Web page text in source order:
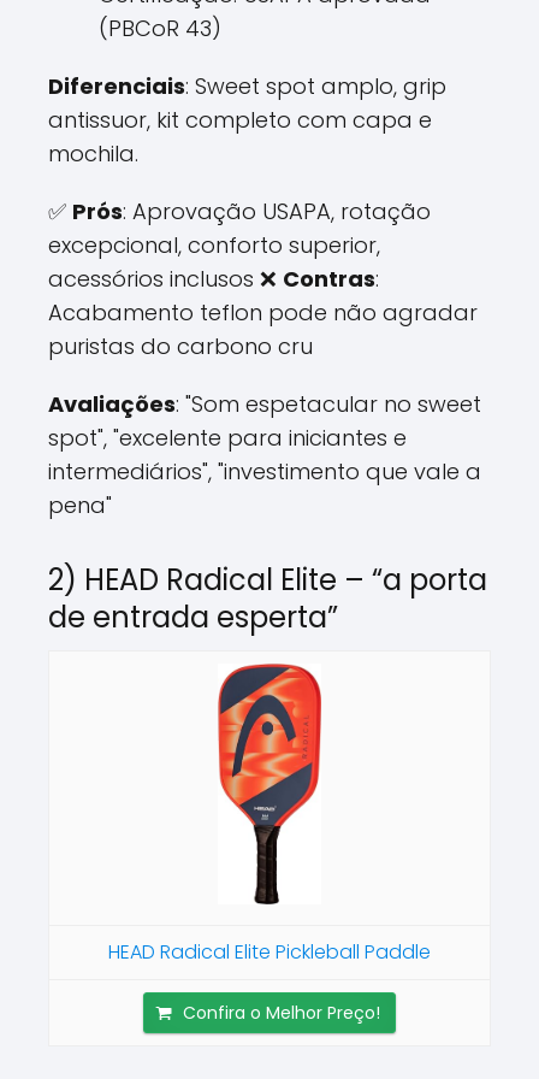
(PBCoR 43)
Diferenciais: Sweet spot amplo, grip
antissuor, kit completo com capa e
mochila.
✅ Prós: Aprovação USAPA, rotação
excepcional, conforto superior,
acessórios inclusos ❌ Contras:
Acabamento teflon pode não agradar
puristas do carbono cru
Avaliações: "Som espetacular no sweet
spot", "excelente para iniciantes e
intermediários", "investimento que vale a
pena"
2) HEAD Radical Elite – “a porta
de entrada esperta”
HEAD Radical Elite Pickleball Paddle
Confira o Melhor Preço!